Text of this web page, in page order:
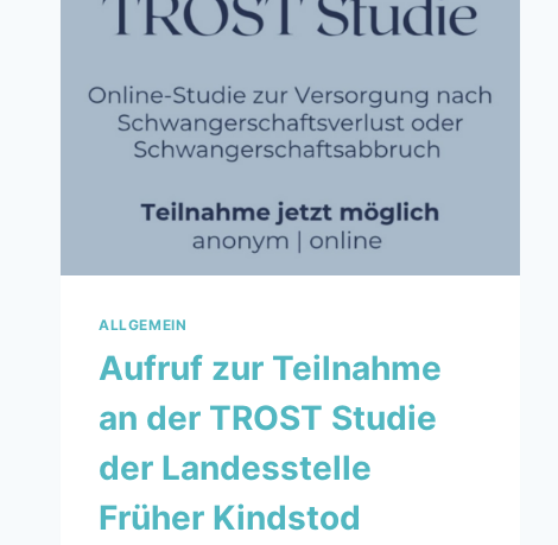
TELEFONSPRECHSTUNDE
MIT
NEUMANN-
MARTIN
MDL
ALLGEMEIN
Aufruf zur Teilnahme
an der TROST Studie
der Landesstelle
Früher Kindstod